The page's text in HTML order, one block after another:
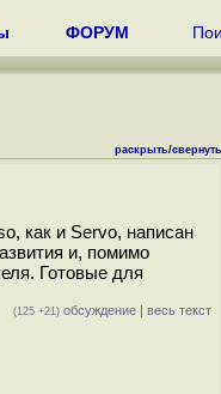
ФОРУМ
раскрыть/свернуть
как и Servo, написан
и, помимо
Готовые для
(125 +21) обсуждение | весь текст